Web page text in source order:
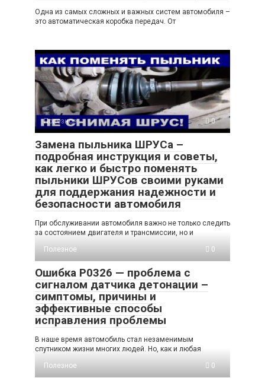
Одна из самых сложных и важных систем автомобиля –
это автоматическая коробка передач. От
Полезное 0
Замена пыльника ШРУСа –
подробная инструкция и советы,
как легко и быстро поменять
пыльники ШРУСов своими руками
для поддержания надежности и
безопасности автомобиля
При обслуживании автомобиля важно не только следить
за состоянием двигателя и трансмиссии, но и
Полезное
0
Ошибка P0326 — проблема с
сигналом датчика детонации –
симптомы, причины и
эффективные способы
исправления проблемы
В наше время автомобиль стал незаменимым
спутником жизни многих людей. Но, как и любая
Полезное
0